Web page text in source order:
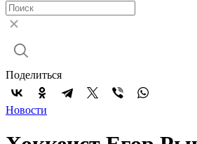
Поделиться
Новости